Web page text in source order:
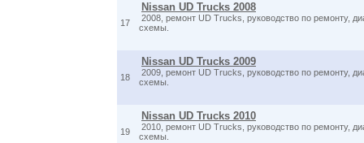
17
Nissan UD Trucks 2008
2008, ремонт UD Trucks, руководство по ремонту,
схемы.
18
Nissan UD Trucks 2009
2009, ремонт UD Trucks, руководство по ремонту,
схемы.
19
Nissan UD Trucks 2010
2010, ремонт UD Trucks, руководство по ремонту,
схемы.